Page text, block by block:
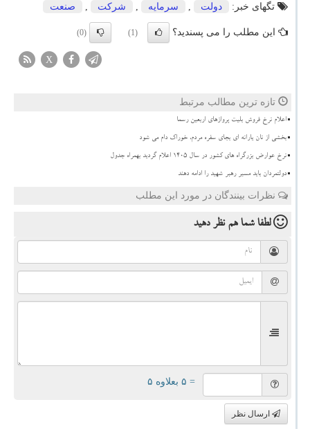
تگهای خبر:
دولت , سرمایه , شركت , صنعت
این مطلب را می پسندید؟ (1)
(0)
X
تازه ترین مطالب مرتبط
اعلام نرخ فروش بلیت پروازهای اربعین رسما
بخشی از نان یارانه ای بجای سفره مردم، خوراک دام می شود
نرخ عوارض بزرگراه های کشور در سال ۱۴۰۵ اعلام گردید بهمراه جدول
دولتمردان باید مسیر رهبر شهید را ادامه دهند
نظرات بینندگان در مورد این مطلب
لطفا شما همنظر دهید
= ۵ بعلاوه ۵
ارسال نظر